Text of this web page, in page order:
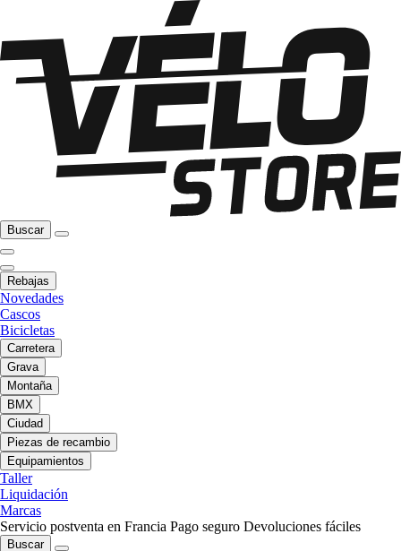
Buscar
Rebajas
Novedades
Cascos
Bicicletas
Carretera
Grava
Montaña
BMX
Ciudad
Piezas de recambio
Equipamientos
Taller
Liquidación
Marcas
Servicio postventa en Francia Pago seguro Devoluciones fáciles
Buscar